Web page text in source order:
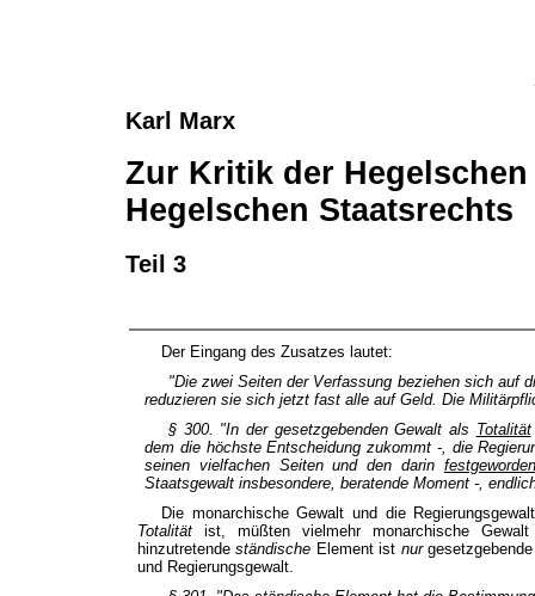
Karl Marx
Zur Kritik der
Hegelschen Staatsrechts
Teil 3
Der Eingang des Zusatzes lautet:
"Die zwei Seiten der Verfassung beziehen sich auf
reduzieren sie sich jetzt fast alle auf Geld. Die
§ 300. "In der gesetzgebenden Gewalt als Totalität
dem die höchste Entscheidung zukommt -, die
seinen vielfachen Seiten und den darin
Staatsgewalt insbesondere, beratende Moment -,
Die monarchische Gewalt und die
Totalität ist, müßten vielmehr monarchische
hinzutretendeständische Element ist nur
und Regierungsgewalt.